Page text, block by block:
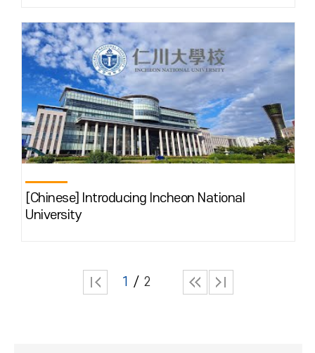
[Chinese] Introducing Incheon National
University
1 2